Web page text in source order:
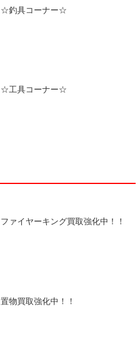
☆釣具コーナー☆
☆工具コーナー☆
ファイヤーキング買取強化中！！
置物買取強化中！！